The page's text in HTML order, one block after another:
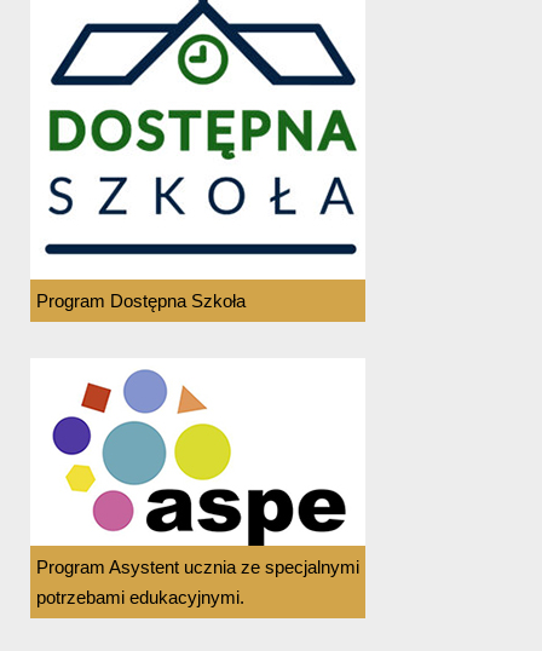
Program Dostępna Szkoła
Program Asystent ucznia ze specjalnymi
potrzebami edukacyjnymi.